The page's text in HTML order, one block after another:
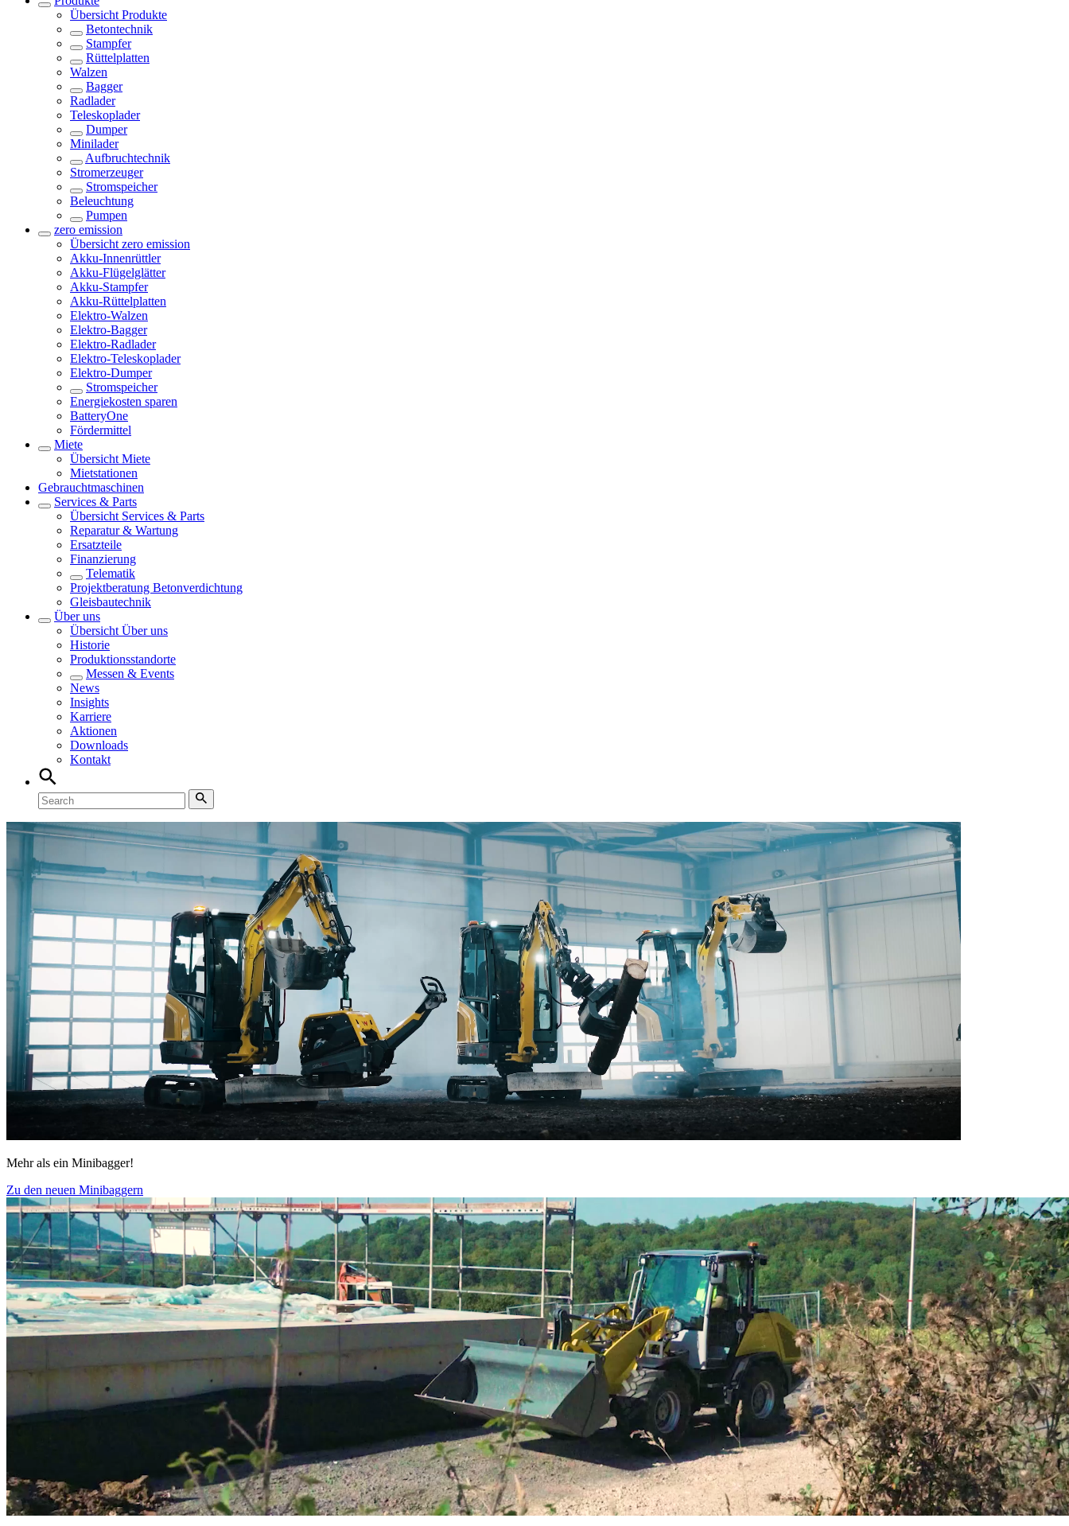
Übersicht Produkte
Betontechnik
Stampfer
Rüttelplatten
Walzen
Bagger
Radlader
Teleskoplader
Dumper
Minilader
Aufbruchtechnik
Stromerzeuger
Stromspeicher
Beleuchtung
Pumpen
zero emission
Übersicht zero emission
Akku-Innenrüttler
Akku-Flügelglätter
Akku-Stampfer
Akku-Rüttelplatten
Elektro-Walzen
Elektro-Bagger
Elektro-Radlader
Elektro-Teleskoplader
Elektro-Dumper
Stromspeicher
Energiekosten sparen
BatteryOne
Fördermittel
Miete
Übersicht Miete
Mietstationen
Gebrauchtmaschinen
Services & Parts
Übersicht Services & Parts
Reparatur & Wartung
Ersatzteile
Finanzierung
Telematik
Projektberatung Betonverdichtung
Gleisbautechnik
Über uns
Übersicht Über uns
Historie
Produktionsstandorte
Messen & Events
News
Insights
Karriere
Aktionen
Downloads
Kontakt
Mehr als ein Minibagger!
Zu den neuen Minibaggern